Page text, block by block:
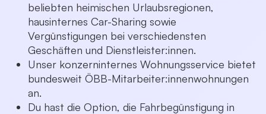
beliebten heimischen Urlaubsregionen,
hausinternes Car-Sharing sowie
Vergünstigungen bei verschiedensten
Geschäften und Dienstleister:innen.
Unser konzerninternes Wohnungsservice bietet
bundesweit ÖBB-Mitarbeiter:innenwohnungen
an.
Du hast die Option, die Fahrbegünstigung in